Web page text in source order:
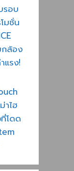
รอบ
มชั่น
กล้อง
แรง!
าไฮ
โดด